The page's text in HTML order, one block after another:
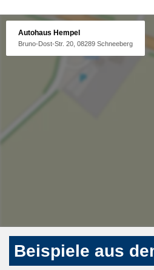
Autohaus Hempel
Bruno-Dost-Str. 20, 08289 Schneeberg
Beispiele aus